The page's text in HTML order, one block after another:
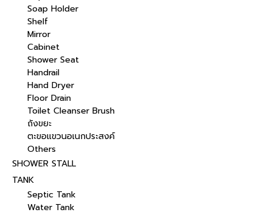
Soap Holder
Shelf
Mirror
Cabinet
Shower Seat
Handrail
Hand Dryer
Floor Drain
Toilet Cleanser Brush
ถังขยะ
ตะขอแขวนอเนกประสงค์
Others
SHOWER STALL
TANK
Septic Tank
Water Tank